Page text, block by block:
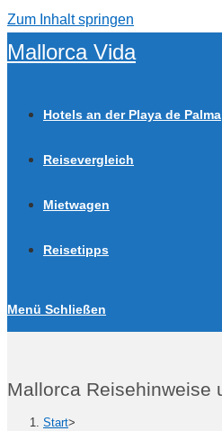
Zum Inhalt springen
Mallorca Vida
Hotels an der Playa de Palma
Reisevergleich
Mietwagen
Reisetipps
Menü Schließen
Mallorca Reisehinweise
Start>